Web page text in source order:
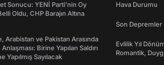
Sonucu: YENİ Parti'nin Oy
Oldu, CHP Barajın Altına
Arabistan ve Pakistan Arasında
Birine Yapılan Saldırı
Yapılmış Sayılacak
Hava Durumu
Son Depremler
Evlilik Yıl
Romantik,